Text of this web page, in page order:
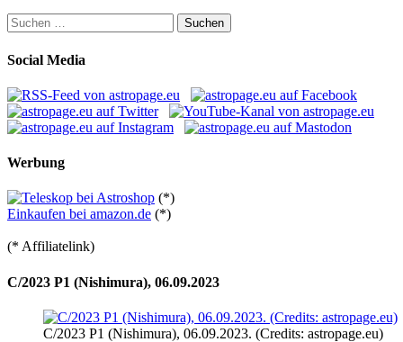
Suchen
nach:
Social Media
Werbung
(*)
Einkaufen bei amazon.de (*)
(* Affiliatelink)
C/2023 P1 (Nishimura), 06.09.2023
C/2023 P1 (Nishimura), 06.09.2023. (Credits: astropage.eu)